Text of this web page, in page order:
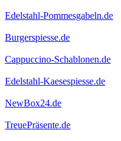
Edelstahl-Pommesgabeln.de
Burgerspiesse.de
Cappuccino-Schablonen.de
Edelstahl-Kaesespiesse.de
NewBox24.de
TreuePräsente.de